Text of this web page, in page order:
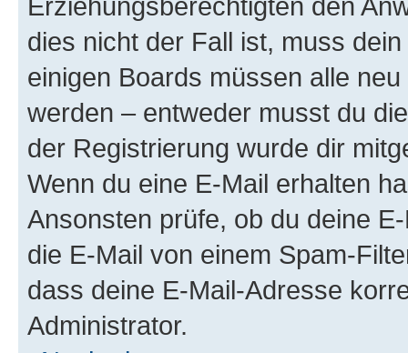
dies nicht der Fall ist, muss
einigen Boards müssen alle
werden – entweder musst du
der Registrierung wurde dir
Wenn du eine E-Mail erhalten
Ansonsten prüfe, ob du deine
die E-Mail von einem Spam-
dass deine E-Mail-Adresse
Administrator.